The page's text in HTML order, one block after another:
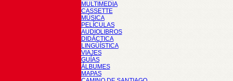
MULTIMEDIA
CASSETTE
MÚSICA
PELÍCULAS
AUDIOLIBROS
DIDÁCTICA
LINGÜÍSTICA
VIAJES
GUÍAS
ÁLBUMES
MAPAS